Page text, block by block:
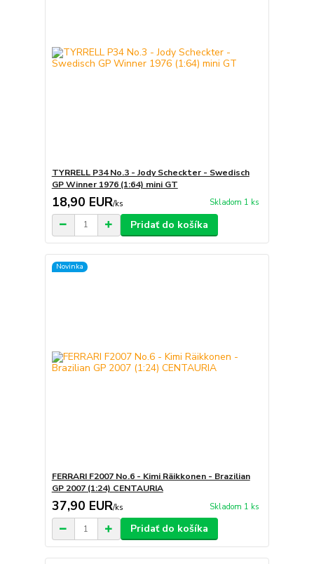
TYRRELL P34 No.3 - Jody Scheckter - Swedisch
GP Winner 1976 (1:64) mini GT
18,90 EUR/ks Skladom 1 ks
Pridať do košíka
Novinka
FERRARI F2007 No.6 - Kimi Räikkonen - Brazilian
GP 2007 (1:24) CENTAURIA
37,90 EUR/ks Skladom 1 ks
Pridať do košíka